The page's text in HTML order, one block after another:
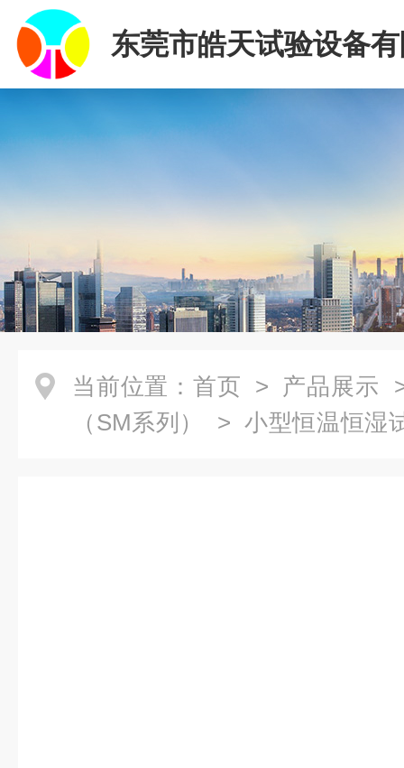
东莞市皓天试验设备
当前位置： 首页 > 产品展示
（SM系列）
> 小型恒温恒湿